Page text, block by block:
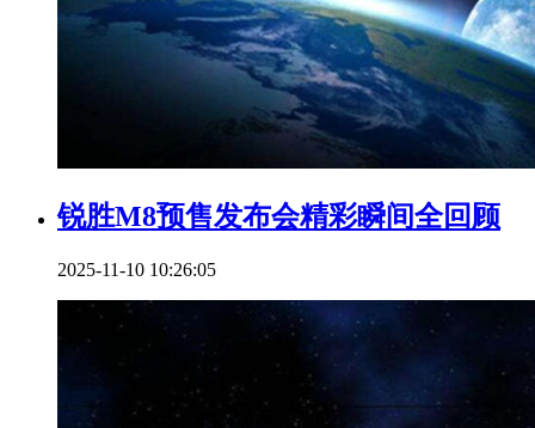
锐胜M8预售发布会精彩瞬间全回顾
2025-11-10 10:26:05